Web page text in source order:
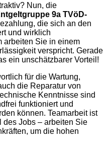
Nun, die
9a TVöD-
die sich an den
und wirklich
arbeiten Sie in einem
verspricht. Gerade
ein unschätzbarer Vorteil!
für die Wartung,
die Reparatur von
Kenntnisse sind
funktioniert und
können. Teamarbeit ist
Jobs – arbeiten Sie
um die hohen